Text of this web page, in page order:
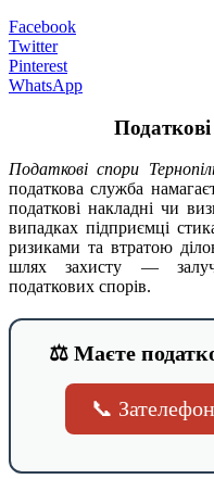
Facebook
Twitter
Pinterest
WhatsApp
Податкові спори
податкова служба
податкові накладні чи
випадках підприємці
ризиками та втратою
шлях захисту —
податкових спорів.
⚖️ Маєте
📞